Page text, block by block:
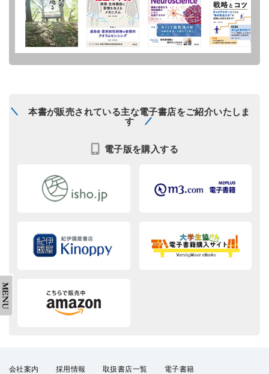
本書が販売されている主な電子書店をご紹介いたしま
す
電子版を購入する
会社案内 採用情報 取扱書店一覧 電子書籍